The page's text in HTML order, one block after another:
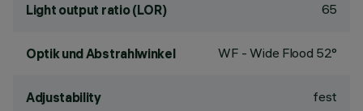
Light output ratio (LOR) 65
Optik und Abstrahlwinkel WF - Wide Flood 52°
Adjustability fest